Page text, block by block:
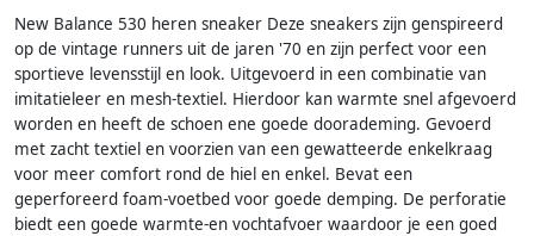
New Balance 530 heren sneaker Deze sneakers zijn genspireerd
op de vintage runners uit de jaren '70 en zijn perfect voor een
sportieve levensstijl en look. Uitgevoerd in een combinatie van
imitatieleer en mesh-textiel. Hierdoor kan warmte snel afgevoerd
worden en heeft de schoen ene goede doorademing. Gevoerd
met zacht textiel en voorzien van een gewatteerde enkelkraag
voor meer comfort rond de hiel en enkel. Bevat een
geperforeerd foam-voetbed voor goede demping. De perforatie
biedt een goede warmte-en vochtafvoer waardoor je een goed